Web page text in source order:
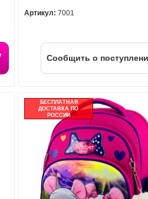
Артикул: 7001
Cообщить о
БЕСПЛАТНАЯ
ДОСТАВКА ПО
РОССИИ